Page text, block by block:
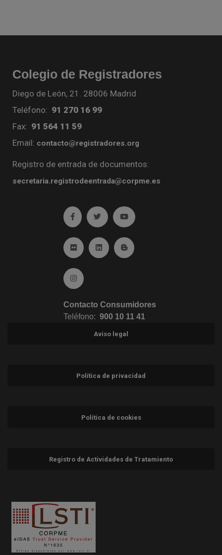
Colegio de Registradores
Diego de León, 21. 28006 Madrid
Teléfono: 91 270 16 99
Fax: 91 564 11 59
Email: contacto@registradores.org
Registro de entrada de documentos:
secretaria.registrodeentrada@corpme.es
Ir a facebook (abre en ventana nueva)
Ir a twitter (abre en ventana nueva)
Ir a YouTube (abre en
Ir a Flickr (abre en ventana nueva)
Ir a Linkedin (abre en ventana nueva)
Ir al Blog (abre en ventana
Ir a Instagram (abre en ventana nueva)
Contacto Consumidores
Teléfono: 900 10 11 41
Aviso legal
Política de privacidad
Política de cookies
Registro de Actividades de Tratamiento